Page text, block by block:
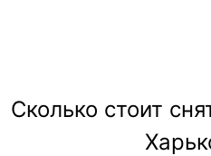
Сколько стоит